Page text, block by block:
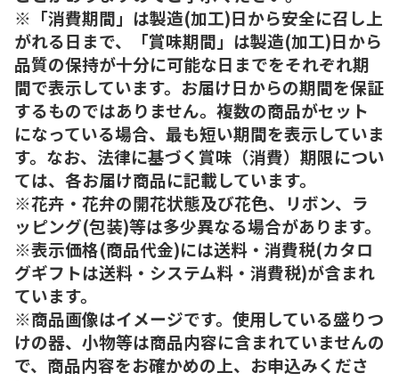
※「消費期間」は製造(加工)日から安全に召し上
がれる日まで、「賞味期間」は製造(加工)日から
品質の保持が十分に可能な日までをそれぞれ期
間で表示しています。お届け日からの期間を保証
するものではありません。複数の商品がセット
になっている場合、最も短い期間を表示していま
す。なお、法律に基づく賞味（消費）期限につい
ては、各お届け商品に記載しています。
※花卉・花弁の開花状態及び花色、リボン、ラ
ッピング(包装)等は多少異なる場合があります。
※表示価格(商品代金)には送料・消費税(カタロ
グギフトは送料・システム料・消費税)が含まれ
ています。
※商品画像はイメージです。使用している盛りつ
けの器、小物等は商品内容に含まれていませんの
で、商品内容をお確かめの上、お申込みくださ